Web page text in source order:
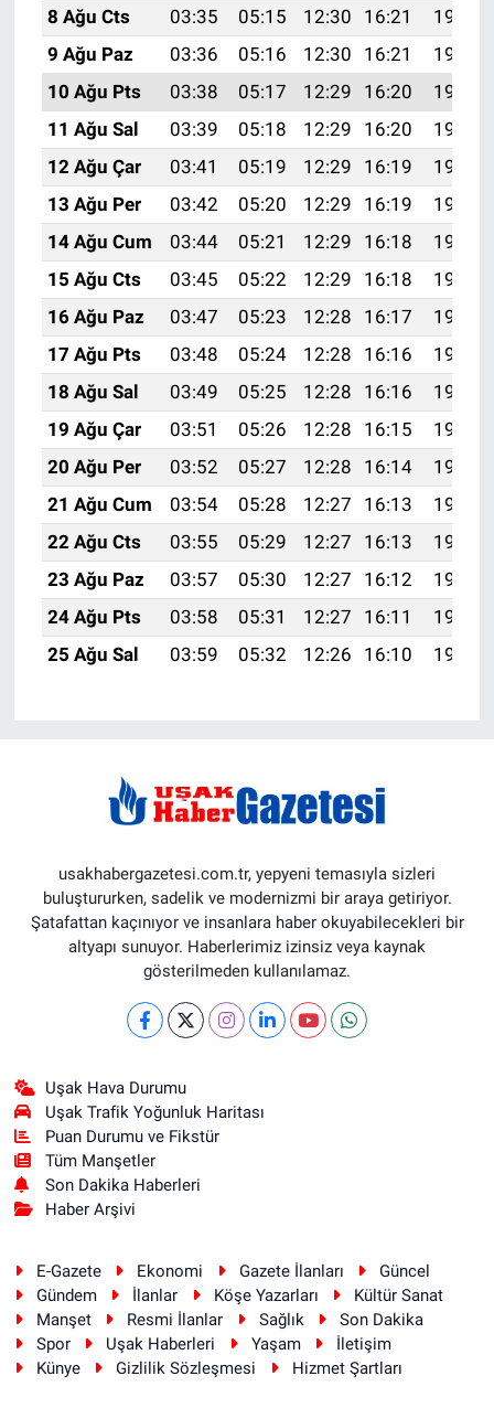
8 Ağu Cts
03:35 05:15 12:30 16:21
19:35
9 Ağu Paz
03:36 05:16 12:30 16:21
19:33
10 Ağu Pts
03:38 05:17 12:29 16:20
19:32
11 Ağu Sal
03:39 05:18 12:29 16:20
19:31
12 Ağu Çar
03:41 05:19 12:29 16:19
19:29
13 Ağu Per
03:42 05:20 12:29 16:19
19:28
14 Ağu Cum
03:44 05:21 12:29 16:18
19:27
15 Ağu Cts
03:45 05:22 12:29 16:18
19:25
16 Ağu Paz
03:47 05:23 12:28 16:17
19:24
17 Ağu Pts
03:48 05:24 12:28 16:16
19:23
18 Ağu Sal
03:49 05:25 12:28 16:16
19:21
19 Ağu Çar
03:51 05:26 12:28 16:15
19:20
20 Ağu Per
03:52 05:27 12:28 16:14
19:18
21 Ağu Cum
03:54 05:28 12:27 16:13
19:17
22 Ağu Cts
03:55 05:29 12:27 16:13
19:15
23 Ağu Paz
03:57 05:30 12:27 16:12
19:14
24 Ağu Pts
03:58 05:31 12:27 16:11
19:12
25 Ağu Sal
03:59 05:32 12:26 16:10 19:11
usakhabergazetesi.com.tr, yepyeni temasıyla sizleri
buluştururken, sadelik ve modernizmi bir araya getiriyor.
Şatafattan kaçınıyor ve insanlara haber okuyabilecekleri bir
altyapı sunuyor. Haberlerimiz izinsiz veya kaynak
gösterilmeden kullanılamaz.
Uşak Hava Durumu
Uşak Trafik Yoğunluk Haritası
Puan Durumu ve Fikstür
Tüm Manşetler
Son Dakika Haberleri
Haber Arşivi
E-Gazete Ekonomi Gazete İlanları
Güncel
Gündem
İlanlar Köşe Yazarları
Kültür Sanat
Manşet
Resmi İlanlar Sağlık
Son Dakika
Spor
Uşak Haberleri Yaşam
İletişim
Künye
Gizlilik Sözleşmesi Hizmet Şartları